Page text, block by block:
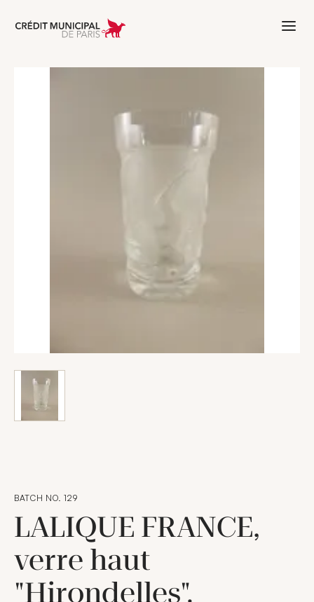
Aller à l'accueil de Crédit Municipal
BATCH NO. 129
LALIQUE FRANCE,
verre haut
"Hirondelles".